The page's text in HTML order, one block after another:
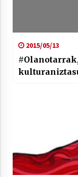
2015/05/13